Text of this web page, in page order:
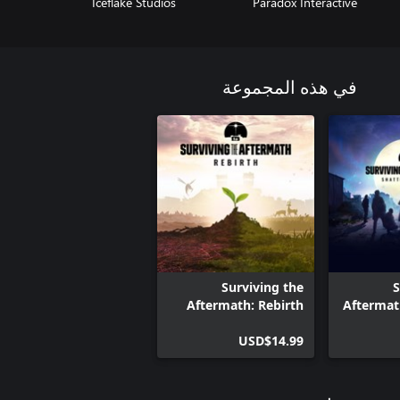
في هذه المجموعة
Surviving the
Aftermath: Rebirth
USD$14.99